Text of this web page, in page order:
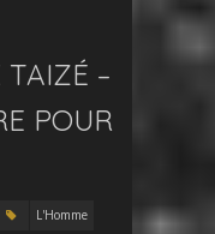
TAIZÉ –
POUR
L'Homme